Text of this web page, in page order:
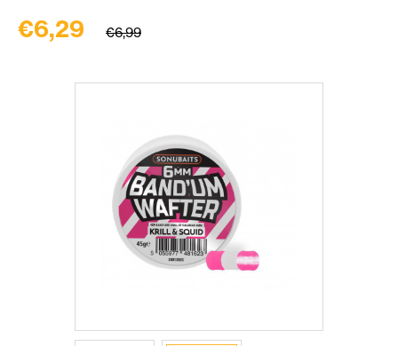
€6,29 €6,99